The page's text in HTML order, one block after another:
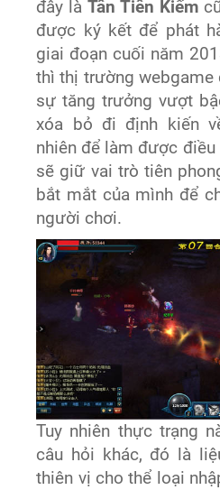
đây làTân Tiên Kiếm
được ký kết để phát
giai đoạn cuối năm
thì thị trường webgame
sự tăng trưởng vượt
xóa bỏ đi định kiến
nhiên để làm được
sẽ giữ vai trò tiên
bắt mắt của mình để
người chơi.
Tuy nhiên thực trạng
câu hỏi khác, đó là
thiên vị cho thể loại